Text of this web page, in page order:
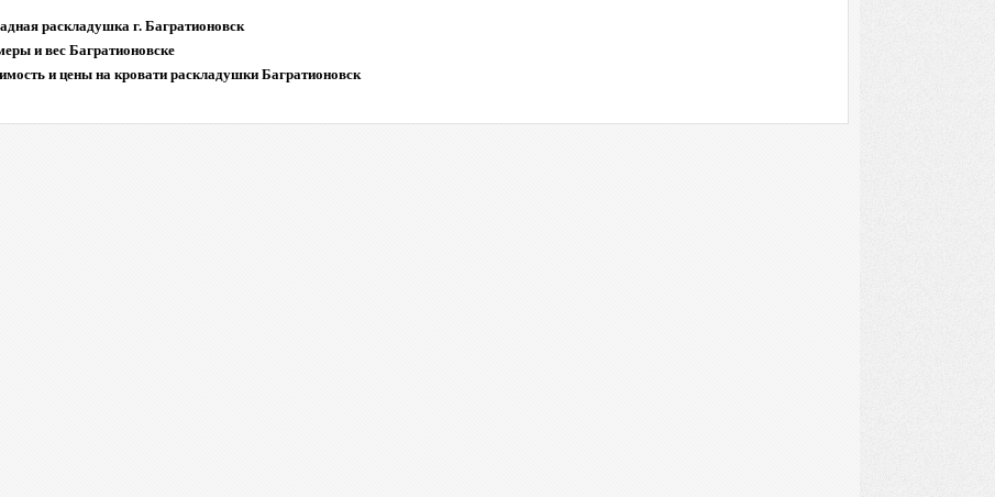
раскладушка г. Багратионовск
и вес Багратионовске
и цены на кровати раскладушки Багратионовск